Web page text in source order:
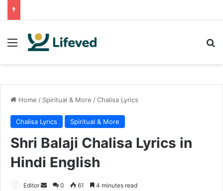
Menu
Home / Spiritual & More /Chalisa Lyrics
Chalisa Lyrics Spiritual & More
Shri Balaji Chalisa Lyrics in
Hindi English
Editor
Send0 61 4 minutes read